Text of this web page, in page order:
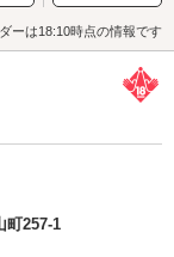
楽しみください。
クセスが便利です。
ーは18:10時点の情報です
うち4
町257-1